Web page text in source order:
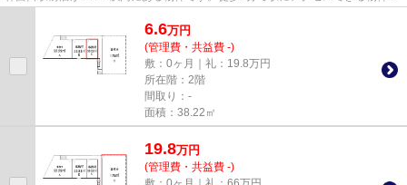
6.6万円
(管理費・共益費 -)
敷：0ヶ月｜礼：19.8万円
所在階：2階
間取り：-
面積：38.22㎡
19.8万円
(管理費・共益費 -)